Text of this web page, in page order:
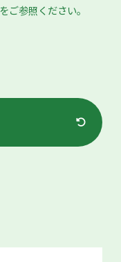
をご参照ください。